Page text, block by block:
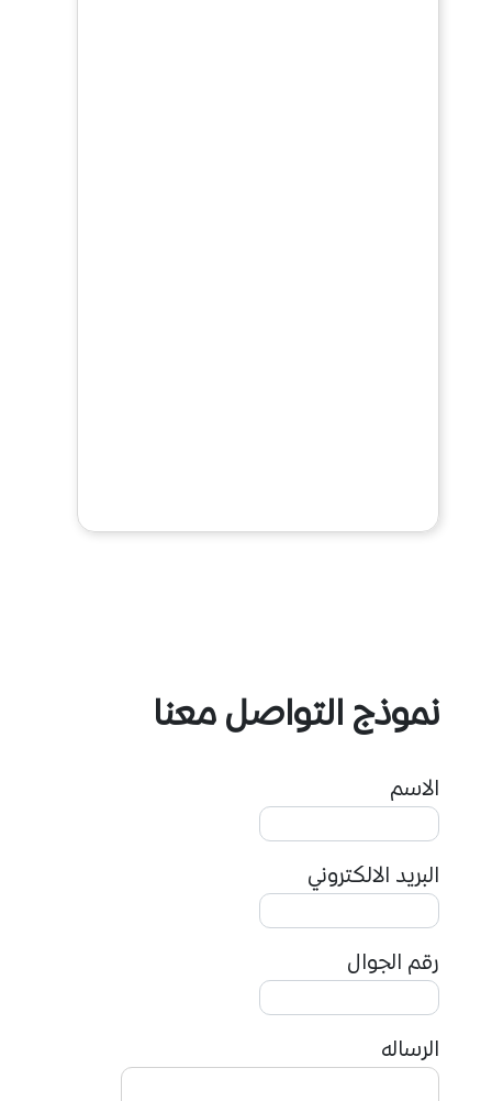
نموذج التواصل معنا
الاسم
البريد الالكتروني
رقم الجوال
الرساله